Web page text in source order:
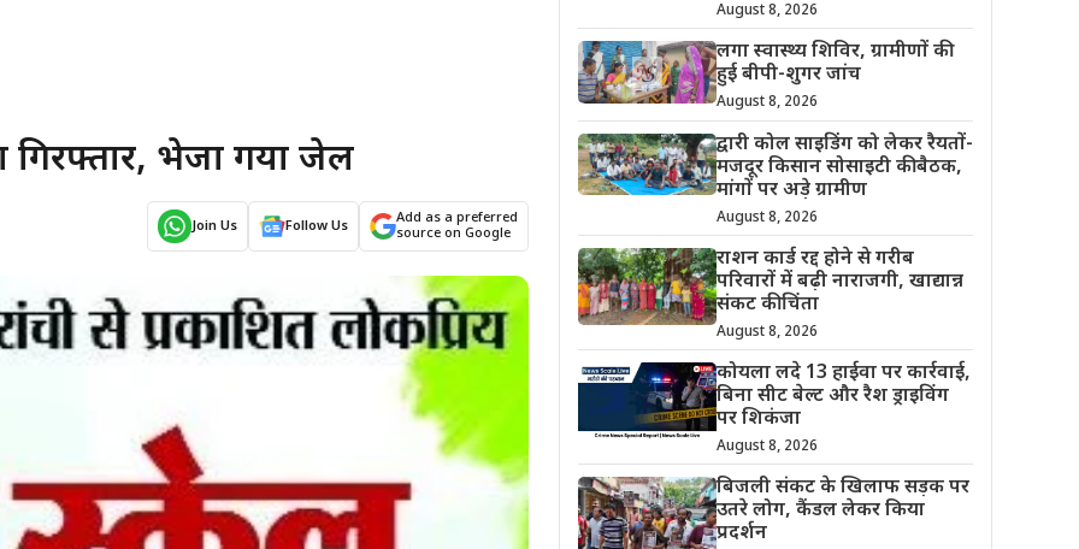
गिरफ्तार, भेजा गया जेल
Join Us Follow Us
Add as a preferred
source on Google
August 8, 2026
लगा स्वास्थ्य शिविर, ग्रामीणों की
हुई बीपी-शुगर जांच
August 8, 2026
द्वारी कोल साइडिंग को लेकर रैयतों-
मजदूर किसान सोसाइटी की बैठक,
मांगों पर अड़े ग्रामीण
August 8, 2026
राशन कार्ड रद्द होने से गरीब
परिवारों में बढ़ी नाराजगी, खाद्यान्न
संकट की चिंता
August 8, 2026
कोयला लदे 13 हाईवा पर कार्रवाई,
बिना सीट बेल्ट और रैश ड्राइविंग
पर शिकंजा
August 8, 2026
बिजली संकट के खिलाफ सड़क पर
उतरे लोग, कैंडल लेकर किया
प्रदर्शन